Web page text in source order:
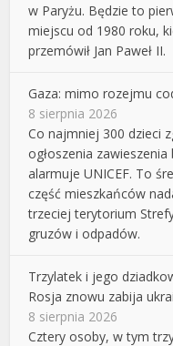
w Paryżu. Będzie to
miejscu od 1980 roku,
przemówił Jan Paweł II.
Gaza: mimo rozejmu
8 sierpnia 2026
Co najmniej 300 dzieci
ogłoszenia
alarmuje UNICEF. To
część mieszkańców
trzeciej terytorium
gruzów i odpadów.
Trzylatek i jego
Rosja znowu zabija
8 sierpnia 2026
Cztery osoby, w tym